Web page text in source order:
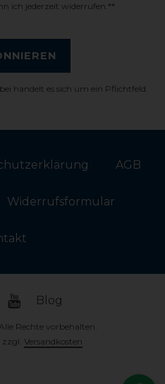
ich jederzeit widerrufen.**
handelt es sich um ein Pflichtfeld.
AGB
Widerrufs­formular
Blog
Rechte vorbehalten.
Versandkosten